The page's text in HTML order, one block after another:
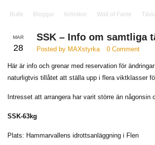
Butik Bloggar Krönikor Wall of Fame
MAR
28
SSK – Info om samtliga
Posted by MAXstyrka 0 Comment
Här är info och grenar med reservation för
naturligtvis tillåtet att ställa upp i flera viktklasser
Intresset att arrangera har varit större än
SSK-63kg
Plats: Hammarvallens idrottsanläggning i Flen